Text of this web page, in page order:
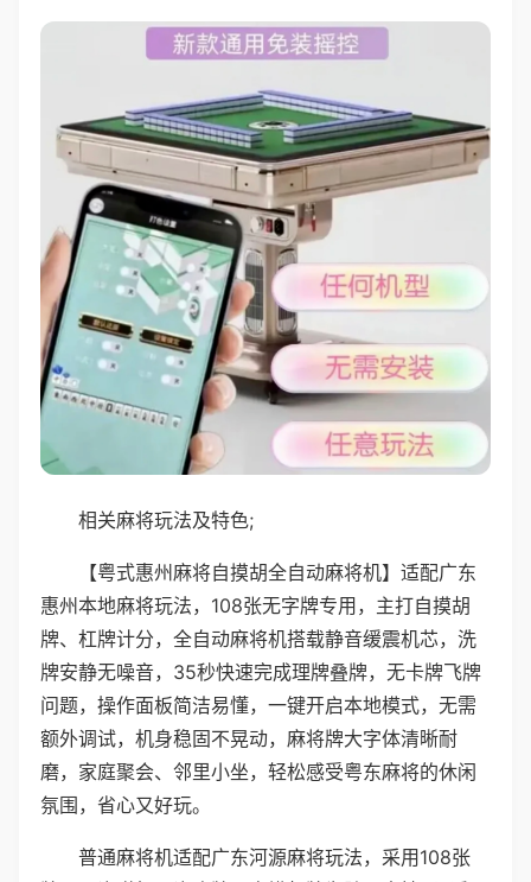
相关麻将玩法及特色;
【粤式惠州麻将自摸胡全自动麻将机】适配广东
惠州本地麻将玩法，108张无字牌专用，主打自摸胡
牌、杠牌计分，全自动麻将机搭载静音缓震机芯，洗
牌安静无噪音，35秒快速完成理牌叠牌，无卡牌飞牌
问题，操作面板简洁易懂，一键开启本地模式，无需
额外调试，机身稳固不晃动，麻将牌大字体清晰耐
磨，家庭聚会、邻里小坐，轻松感受粤东麻将的休闲
氛围，省心又好玩。
普通麻将机适配广东河源麻将玩法，采用108张